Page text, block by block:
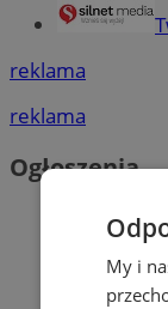
reklama
reklama
Ogłoszenia
My i